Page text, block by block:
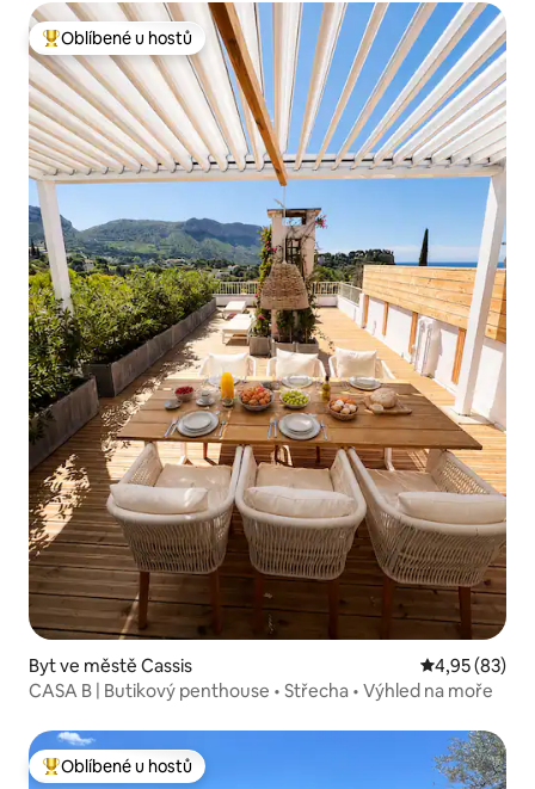
Nejlepší v kategorii Oblíbené u hostů
Oblíbené u hostů
Byt ve městě Cassis Průměrné
4,95 (83)
CASA B | Butikový penthouse • Střecha • Výhled na moře
Nejlepší v kategorii Oblíbené u hostů
Oblíbené u hostů